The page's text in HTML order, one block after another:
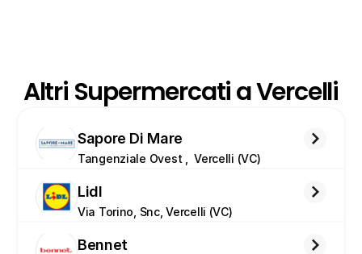
Altri Supermercati a Vercelli
Sapore Di Mare
Tangenziale Ovest ,  Vercelli (VC)
Lidl
Via Torino, Snc, Vercelli (VC)
Bennet